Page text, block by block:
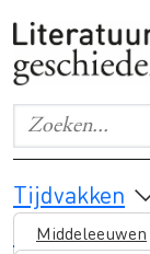
Zoeken...
Geef de woorden
Main
Tijdvakken
Middeleeuwen
Thema's &